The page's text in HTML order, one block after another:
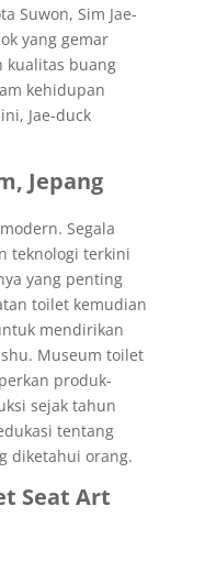
Suwon, Sim Jae-
yang gemar
kualitas buang
kehidupan
Jae-duck
Jepang
Segala
teknologi terkini
yang penting
toilet kemudian
mendirikan
Museum toilet
produk-
sejak tahun
tentang
diketahui orang.
Seat Art